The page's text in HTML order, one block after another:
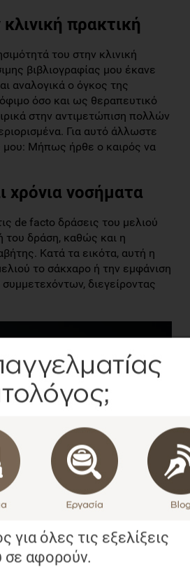
πρακτική
του στην κλινική
βιβλιογραφίας μου έκανε
αναλογικά ο όγκος της
όσο και ως θεραπευτικό
στην αντιμετώπιση πολλών
Για αυτό άλλωστε
μου: Μήπως ήρθε ο καιρός να
χρόνια νοσήματα
de facto δράσεις του μελιού
του δράση, καθώς και η
Κατά τα εικότα, αυτή η
το σάκχαρο ή την εμφάνιση
διεγείροντας
για όλες τις εξελίξεις
σε αφορούν.